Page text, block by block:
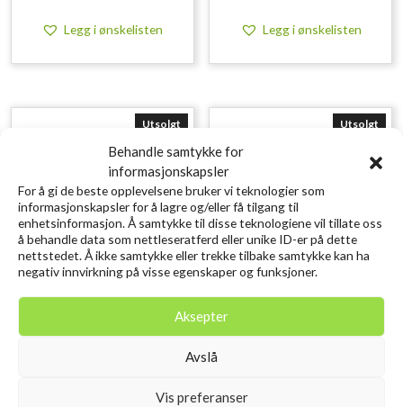
Behandle samtykke for
informasjonskapsler
For å gi de beste opplevelsene bruker vi teknologier som
informasjonskapsler for å lagre og/eller få tilgang til
enhetsinformasjon. Å samtykke til disse teknologiene vil tillate oss
å behandle data som nettleseratferd eller unike ID-er på dette
nettstedet. Å ikke samtykke eller trekke tilbake samtykke kan ha
negativ innvirkning på visse egenskaper og funksjoner.
Aksepter
Avslå
Vis preferanser
Legg i ønskelisten Legg i ønskelisten
Utsolgt
Legg i ønskelisten
Utsolgt